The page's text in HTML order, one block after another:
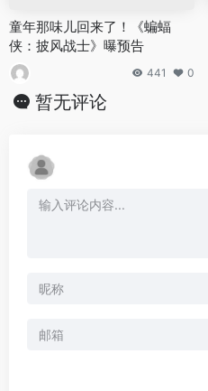
童年那味儿回来了！《蝙蝠
侠：披风战士》曝预告
441 0
暂无评论